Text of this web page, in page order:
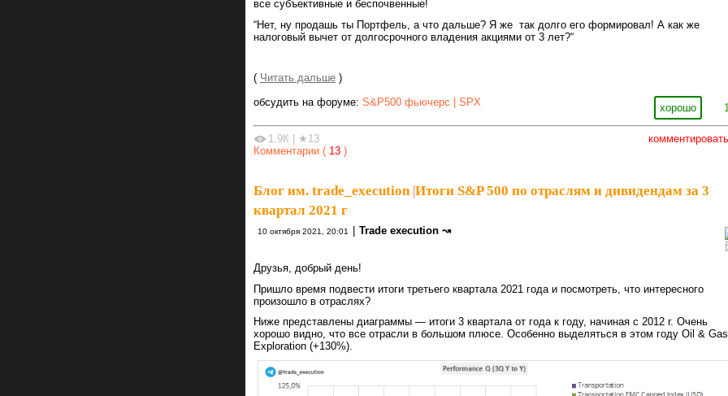
все субъективные и беспочвенные!
“Нет, ну продашь ты Портфель, а что дальше? Я же так долго его формировал! А как же
налоговый вычет от долгосрочного владения акциями от 3 лет?“
( Читать дальше )
хорошо
обсудить на форуме: S&P500 фьючерс | SPX
комментировать
1.9К | ★13
Комментарии ( 13 )
Блог им. trade_execution |Итоги S&P 500 по отраслям и дивидендам за 3
квартал 2021 г
10 октября 2021, 20:01 | Trade execution ↝
Друзья, добрый день!
Пришло время подвести итоги третьего квартала 2021 года и посмотреть, что интересного
произошло в отраслях?
Ниже представлены диаграммы — итоги 3 квартала от года к году, начиная с 2012 г. Очень
хорошо видно, что все отрасли в большом плюсе. Особенно выделяться в этом году Oil & Gas
Exploration (+130%).